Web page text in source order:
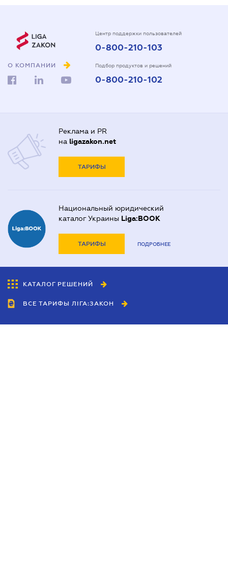
О КОМПАНИИ
Центр поддержки пользователей
0-800-210-103
Подбор продуктов и решений
0-800-210-102
Реклама и PR
на ligazakon.net
ТАРИФЫ
Национальный юридический
каталог Украины Liga:BOOK
ТАРИФЫ ПОДРОБНЕЕ
КАТАЛОГ РЕШЕНИЙ
ВСЕ ТАРИФЫ ЛІГА:ЗАКОН